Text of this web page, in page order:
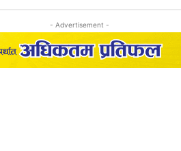
- Advertisement -